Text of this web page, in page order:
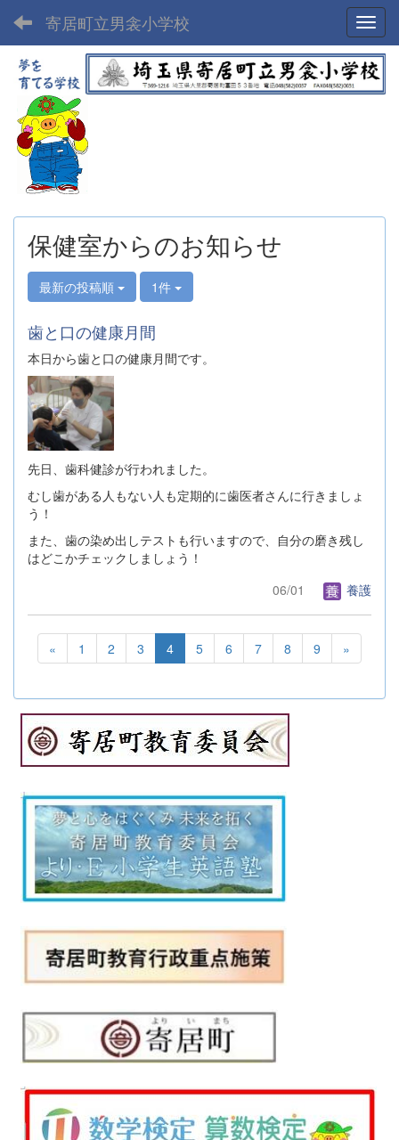
寄居町立男衾小学校
保健室からのお知らせ
最新の投稿順 1件
歯と口の健康月間
本日から歯と口の健康月間です。
先日、歯科健診が行われました。
むし歯がある人もない人も定期的に歯医者さんに行きましょ
う！
また、歯の染め出しテストも行いますので、自分の磨き残し
はどこかチェックしましょう！
06/01
養護
« 1 2 3 4 5 6 7 8 9 »